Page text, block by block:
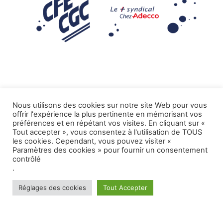
Mentions légales
Tous droits réservés CFE-CGC ADECCO.
Nous utilisons des cookies sur notre site Web pour vous
offrir l'expérience la plus pertinente en mémorisant vos
préférences et en répétant vos visites. En cliquant sur «
Tout accepter », vous consentez à l'utilisation de TOUS
les cookies. Cependant, vous pouvez visiter «
Paramètres des cookies » pour fournir un consentement
contrôlé
.
Réglages des cookies Tout Accepter